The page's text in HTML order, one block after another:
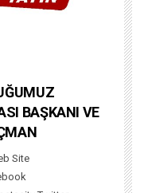
BAŞKANI VE
Site